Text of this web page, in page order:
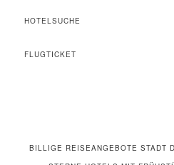
HOTELSUCHE
FLUGTICKET
BILLIGE REISEANGEBOTE STADT